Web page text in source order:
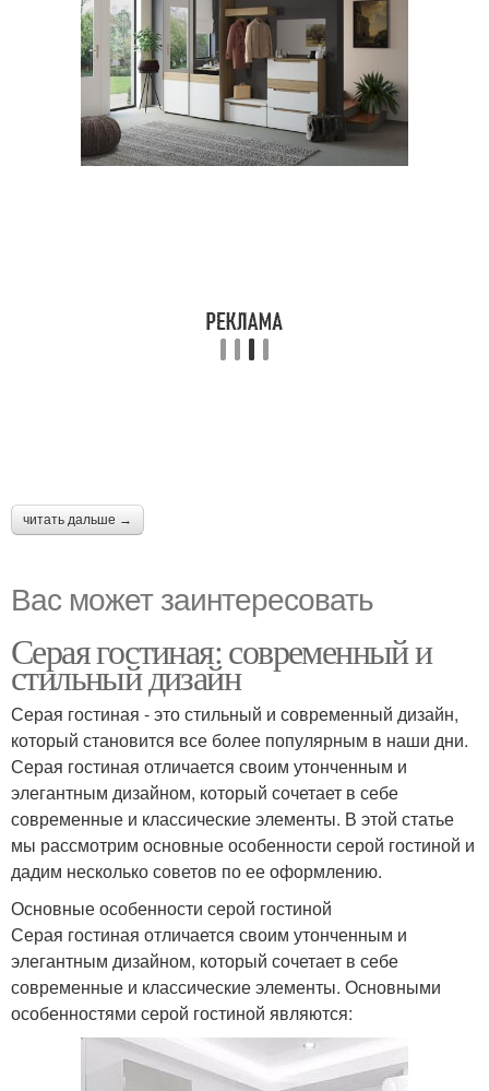
читать дальше →
Вас может заинтересовать
Серая гостиная: современный и
стильный дизайн
Серая гостиная - это стильный и современный дизайн,
который становится все более популярным в наши дни.
Серая гостиная отличается своим утонченным и
элегантным дизайном, который сочетает в себе
современные и классические элементы. В этой статье
мы рассмотрим основные особенности серой гостиной и
дадим несколько советов по ее оформлению.
Основные особенности серой гостиной
Серая гостиная отличается своим утонченным и
элегантным дизайном, который сочетает в себе
современные и классические элементы. Основными
особенностями серой гостиной являются: